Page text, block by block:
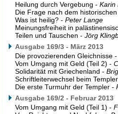
Heilung durch Vergebung - Karin
Die Frage nach dem
Was ist heilig? - Peter Lange
Meinungsfreiheit in
Teilen und Tauschen - Jörg
Ausgabe 169/3 - März 2013
Die provozierenden Gleichnisse -
Vom Umgang mit Geld (Teil 2) -
Solidarität mit Griechenland -
Schriftleiterwechsel beim
Die erste Turmuhr der Templer -
Ausgabe 169/2 - Februar 2013
Vom Umgang mit Geld (Teil 1) -